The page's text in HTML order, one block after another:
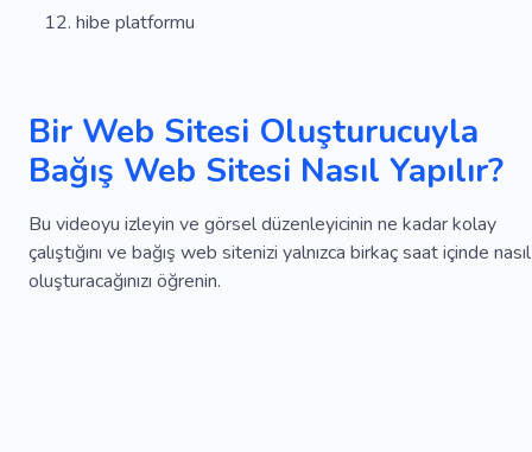
hibe platformu
Bir Web Sitesi Oluşturucuyla
Bağış Web Sitesi Nasıl Yapılır?
Bu videoyu izleyin ve görsel düzenleyicinin ne kadar kolay
çalıştığını ve bağış web sitenizi yalnızca birkaç saat içinde nasıl
oluşturacağınızı öğrenin.